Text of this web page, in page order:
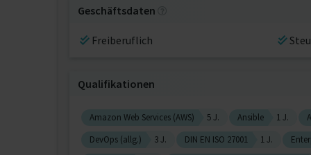
Geschäftsdaten
Freiberuflich
Qualifikationen
Amazon Web Services (AWS) 5 J. Ansible 1 J.
DevOps (allg.)
3 J. DIN EN ISO 27001 1 J.